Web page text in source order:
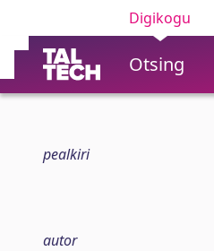
Digikogu
Otsing
pealkiri
autor